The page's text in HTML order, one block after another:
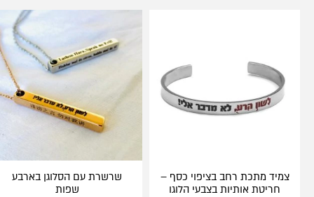
צמיד מתכת רחב בציפוי כסף –
חריטת אותיות בצבעי הלוגו
שרשרת עם הסלוגן בארבע
שפות